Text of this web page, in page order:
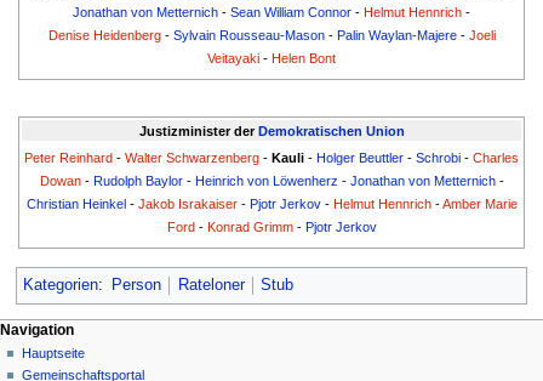
Jonathan von Metternich - Sean William Connor - Helmut Hennrich -
Denise Heidenberg- Sylvain Rousseau-Mason- Palin Waylan-Majere- Joeli
Veitayaki - Helen Bont
Justizminister der Demokratischen Union
Peter Reinhard - Walter Schwarzenberg - Kauli - Holger Beuttler - Schrobi - Charles
Dowan- Rudolph Baylor- Heinrich von Löwenherz - Jonathan von Metternich-
Christian Heinkel- Jakob Israkaiser- Pjotr Jerkov- Helmut Hennrich-Amber Marie
Ford- Konrad Grimm- Pjotr Jerkov
Kategorien: Person Rateloner Stub
Navigationsmenü
Seitenaktionen
Seite
Diskussion
Meine Werkzeuge
Nicht
angemeldet
Navigation
Hauptseite
Gemeinschafts­portal